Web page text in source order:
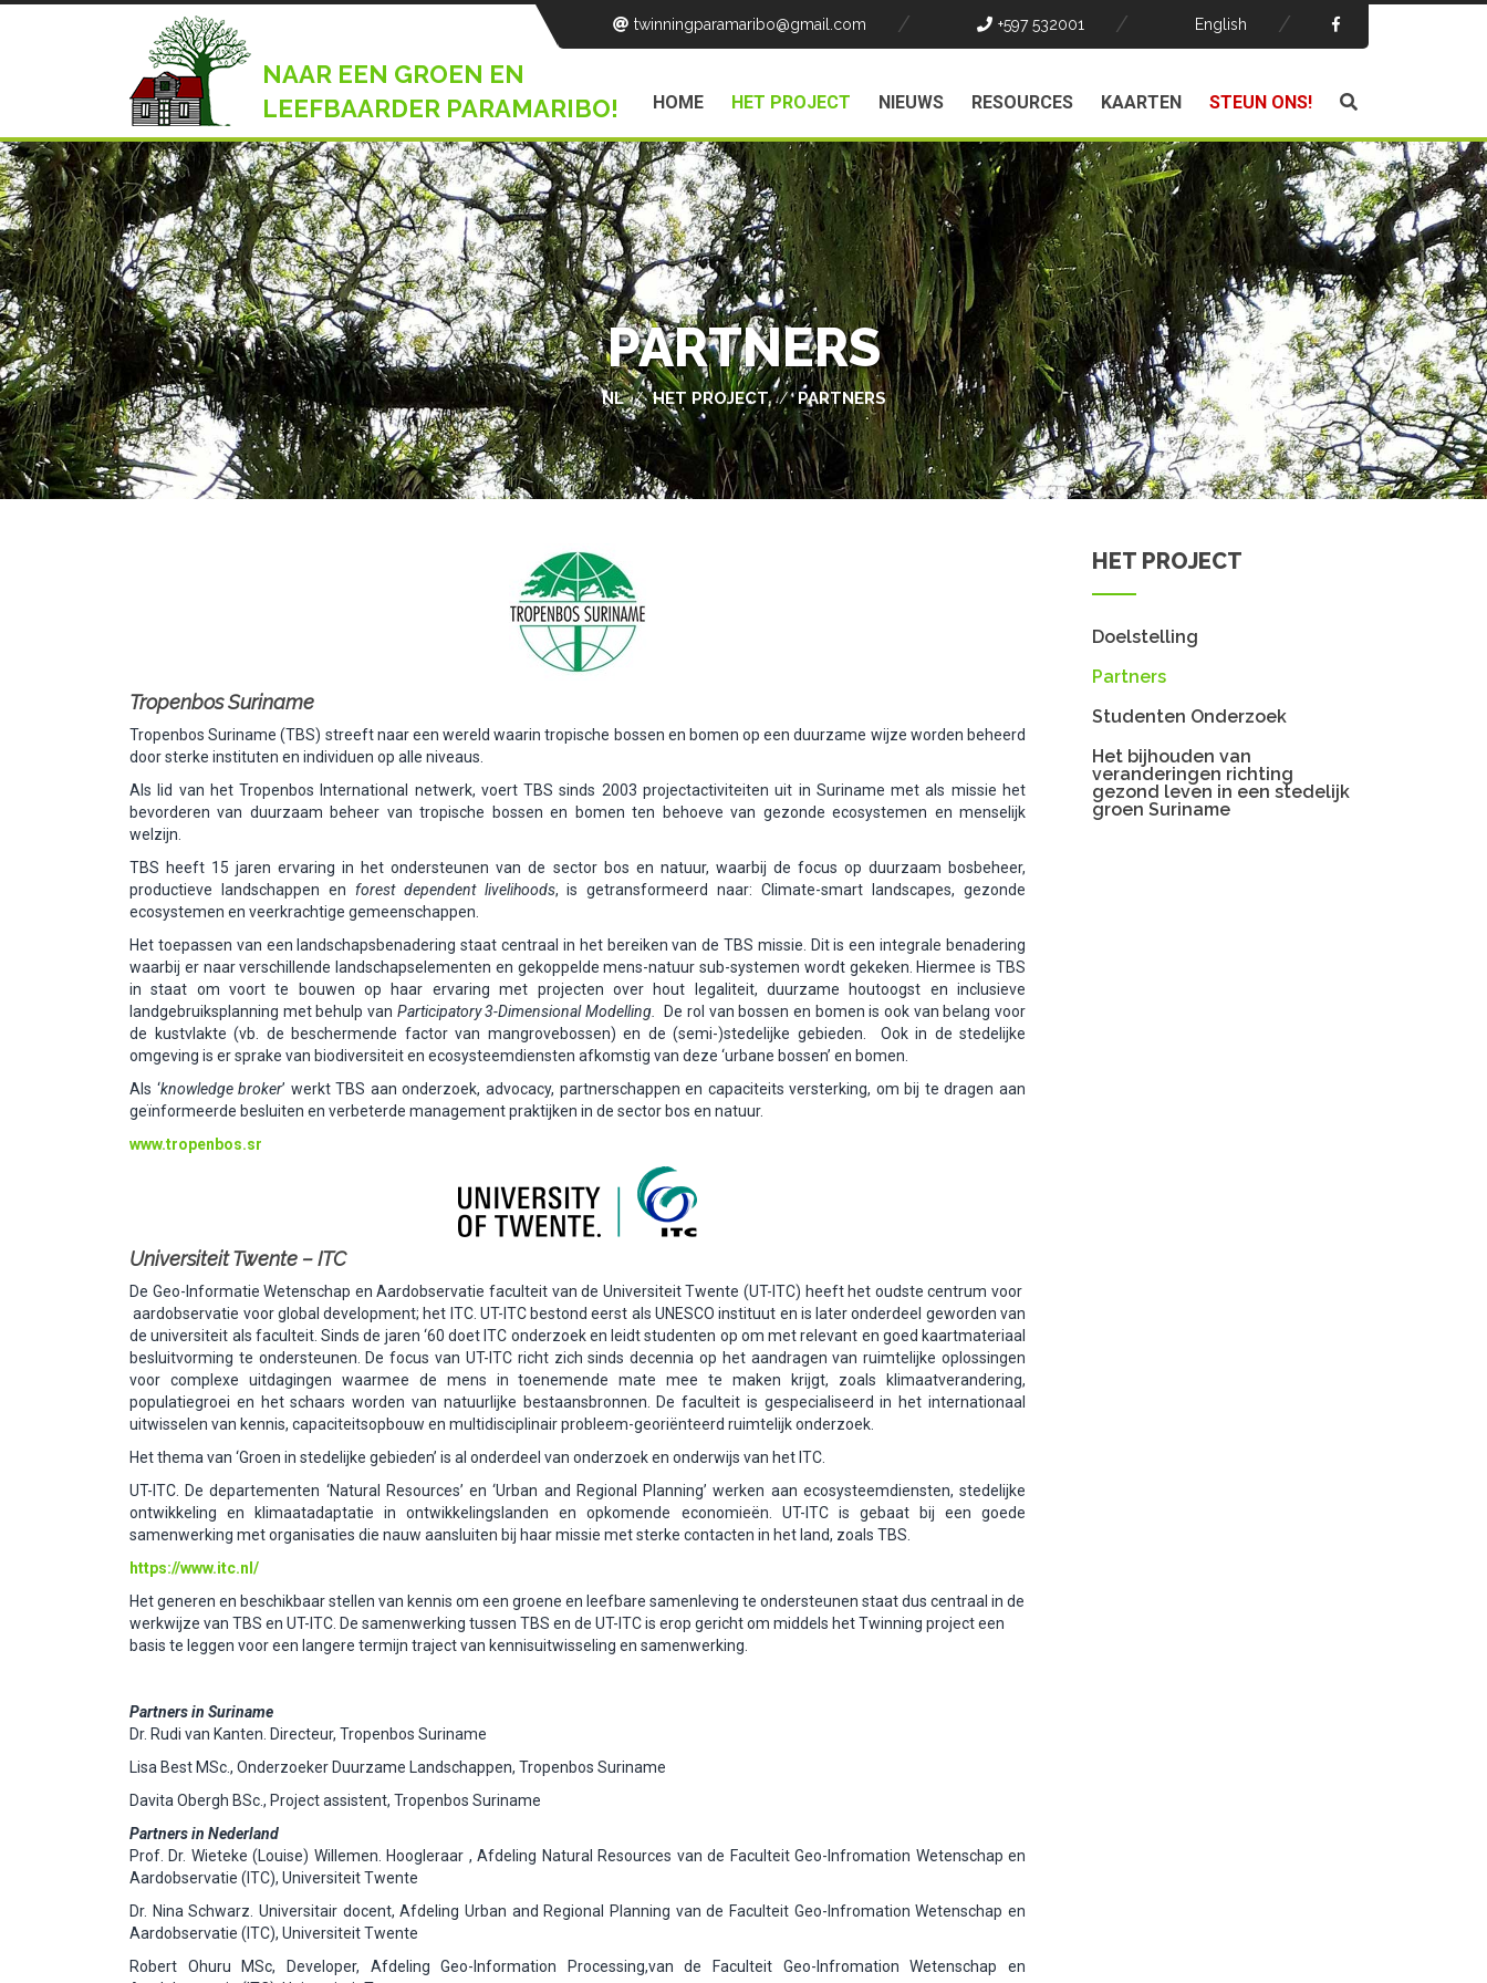
twinningparamaribo@gmail.com +597 532001 English
NAAR EEN GROEN EN
LEEFBAARDER PARAMARIBO!
HOME HET PROJECT NIEUWS RESOURCES KAARTEN STEUN ONS!
PARTNERS
NL / HET PROJECT / PARTNERS
Tropenbos Suriname
Tropenbos Suriname (TBS) streeft naar een wereld waarin tropische bossen en bomen op een duurzame wijze worden beheerd
door sterke instituten en individuen op alle niveaus.
Als lid van het Tropenbos International netwerk, voert TBS sinds 2003 projectactiviteiten uit in Suriname met als missie het
bevorderen van duurzaam beheer van tropische bossen en bomen ten behoeve van gezonde ecosystemen en menselijk
welzijn.
TBS heeft 15 jaren ervaring in het ondersteunen van de sector bos en natuur, waarbij de focus op duurzaam bosbeheer,
productieve landschappen en forest dependent livelihoods, is getransformeerd naar: Climate-smart landscapes, gezonde
ecosystemen en veerkrachtige gemeenschappen.
Het toepassen van een landschapsbenadering staat centraal in het bereiken van de TBS missie. Dit is een integrale benadering
waarbij er naar verschillende landschapselementen en gekoppelde mens-natuur sub-systemen wordt gekeken. Hiermee is TBS
in staat om voort te bouwen op haar ervaring met projecten over hout legaliteit, duurzame houtoogst en inclusieve
landgebruiksplanning met behulp van Participatory 3-Dimensional Modelling.
De rol van bossen en bomen is ook van belang voor
de kustvlakte (vb. de beschermende factor van mangrovebossen) en de (semi-)stedelijke gebieden. Ook in de stedelijke
omgeving is er sprake van biodiversiteit en ecosysteemdiensten afkomstig van deze ‘urbane bossen’ en bomen.
Als ‘knowledge broker’ werkt TBS aan onderzoek, advocacy, partnerschappen en capaciteits versterking, om bij te dragen aan
geïnformeerde besluiten en verbeterde management praktijken in de sector bos en natuur.
www.tropenbos.sr
Universiteit Twente – ITC
De Geo-Informatie Wetenschap en Aardobservatie faculteit van de Universiteit Twente (UT-ITC) heeft het oudste centrum voor
aardobservatie voor global development; het ITC. UT-ITC bestond eerst als UNESCO instituut en is later onderdeel geworden van
de universiteit als faculteit. Sinds de jaren ‘60 doet ITC onderzoek en leidt studenten op om met relevant en goed kaartmateriaal
besluitvorming te ondersteunen. De focus van UT-ITC richt zich sinds decennia op het aandragen van ruimtelijke oplossingen
voor complexe uitdagingen waarmee de mens in toenemende mate mee te maken krijgt, zoals klimaatverandering,
populatiegroei en het schaars worden van natuurlijke bestaansbronnen. De faculteit is gespecialiseerd in het internationaal
uitwisselen van kennis, capaciteitsopbouw en multidisciplinair probleem-georiënteerd ruimtelijk onderzoek.
Het thema van ‘Groen in stedelijke gebieden’ is al onderdeel van onderzoek en onderwijs van het ITC.
UT-ITC. De departementen ‘Natural Resources’ en ‘Urban and Regional Planning’ werken aan ecosysteemdiensten, stedelijke
ontwikkeling en klimaatadaptatie in ontwikkelingslanden en opkomende economieën. UT-ITC is gebaat bij een goede
samenwerking met organisaties die nauw aansluiten bij haar missie met sterke contacten in het land, zoals TBS.
https://www.itc.nl/
Het generen en beschikbaar stellen van kennis om een groene en leefbare samenleving te ondersteunen staat dus centraal in de
werkwijze van TBS en UT-ITC. De samenwerking tussen TBS en de UT-ITC is erop gericht om middels het Twinning project een
basis te leggen voor een langere termijn traject van kennisuitwisseling en samenwerking.
Partners in Suriname
Dr. Rudi van Kanten. Directeur, Tropenbos Suriname
Lisa Best MSc., Onderzoeker Duurzame Landschappen, Tropenbos Suriname
Davita Obergh BSc., Project assistent, Tropenbos Suriname
Partners in Nederland
Prof. Dr. Wieteke (Louise) Willemen. Hoogleraar , Afdeling Natural Resources van de Faculteit Geo-Infromation Wetenschap en
Aardobservatie (ITC), Universiteit Twente
Dr. Nina Schwarz. Universitair docent, Afdeling Urban and Regional Planning van de Faculteit Geo-Infromation Wetenschap en
Aardobservatie (ITC), Universiteit Twente
Robert Ohuru MSc, Developer, Afdeling Geo-Information Processing,van de Faculteit Geo-Infromation Wetenschap en
HET PROJECT
Doelstelling
Partners
Studenten Onderzoek
Het bijhouden van
veranderingen richting
gezond leven in een stedelijk
groen Suriname